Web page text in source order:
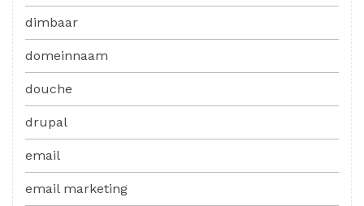
dimbaar
domeinnaam
douche
drupal
email
email marketing